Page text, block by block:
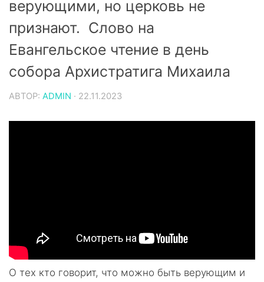
верующими, но церковь не
признают. Слово на
Евангельское чтение в день
собора Архистратига Михаила
АВТОР: ADMIN · 22.11.2023
О тех кто говорит, что можно быть верующим и